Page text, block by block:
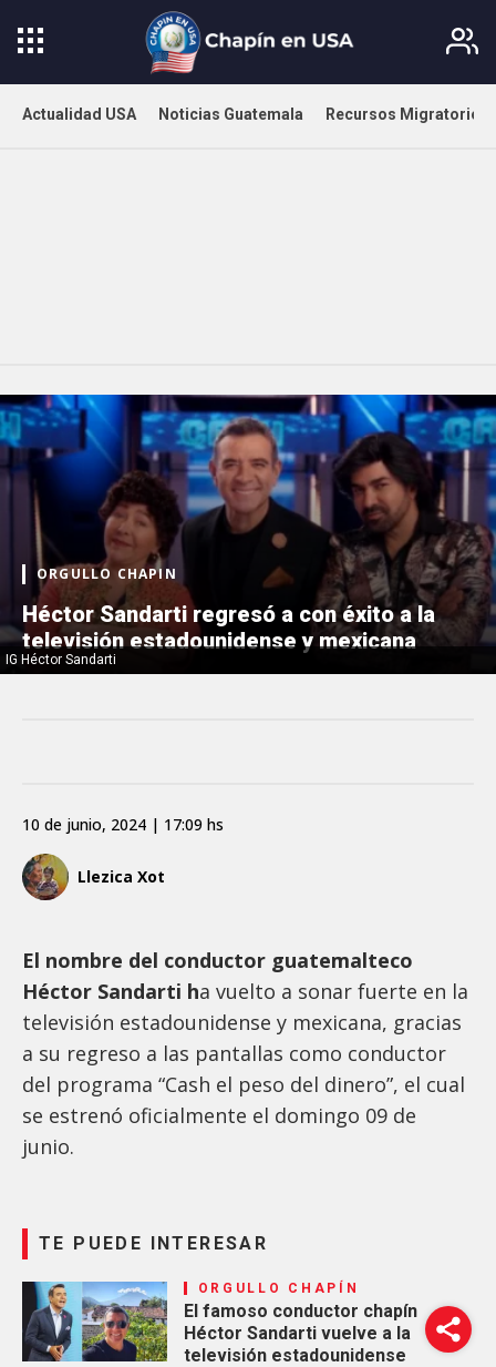
Actualidad USA Noticias Guatemala Recursos Migratorios
IG Héctor Sandarti
ORGULLO CHAPIN
Héctor Sandarti regresó a con éxito a la
televisión estadounidense y mexicana
Llezica Xot
10 de junio, 2024 | 17:09 hs
El nombre del conductor guatemalteco
Héctor Sandarti ha vuelto a sonar fuerte en la
televisión estadounidense y mexicana, gracias
a su regreso a las pantallas como conductor
del programa “Cash el peso del dinero”, el cual
se estrenó oficialmente el domingo 09 de
junio.
TE PUEDE INTERESAR
ORGULLO CHAPÍN
El famoso conductor chapín
Héctor Sandarti vuelve a la
televisión estadounidense